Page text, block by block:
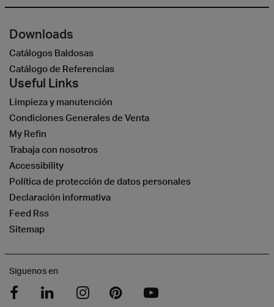
Downloads
Catálogos Baldosas
Catálogo de Referencias
Useful Links
Limpieza y manutención
Condiciones Generales de Venta
My Refin
Trabaja con nosotros
Accessibility
Política de protección de datos personales
Declaración informativa
Feed Rss
Sitemap
Siguenos en